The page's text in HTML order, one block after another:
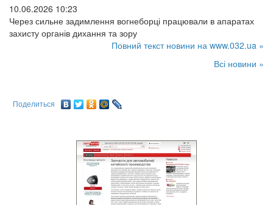
10.06.2026 10:23
Через сильне задимлення вогнеборці працювали в апаратах
захисту органів дихання та зору
Повний текст новини на www.032.ua »
Всі новини »
Поделиться